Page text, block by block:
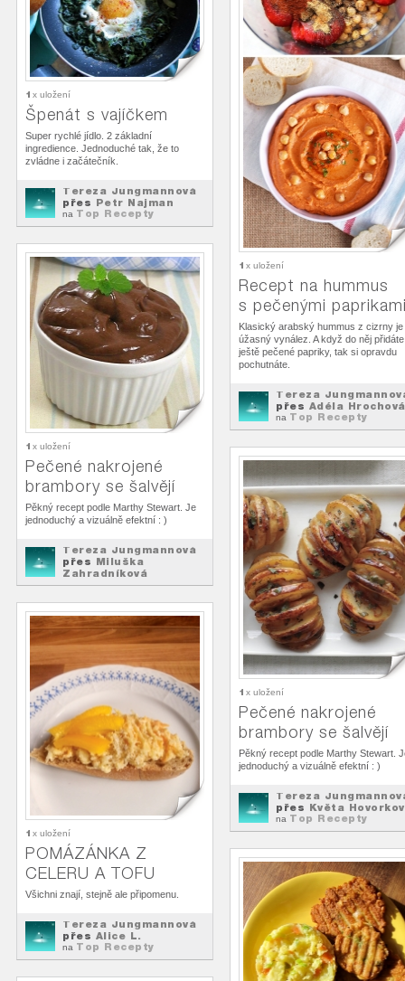
1 x uložení
Recept na hummus
s pečenými
Klasický arabský hummus z cizrny je
úžasný vynález. A když do něj přidáte
ještě pečené papriky, tak si opravdu
pochutnáte.
Tereza
přes Adéla Hrochová
na Top Recepty
1 x uložení
Špenát s vajíčkem
Super rychlé jídlo. 2 základní
ingredience. Jednoduché tak, že to
zvládne i začátečník.
Tereza Jungmannová
přes Petr Najman
na Top Recepty
1 x uložení
Pečené nakrojené
brambory se šalvějí
Pěkný recept podle Marthy Stewart. Je
jednoduchý a vizuálně efektní : )
Tereza Jungmannová
přes Miluška
Zahradníková
naTop Recepty
1 x uložení
Pečené nakrojené
brambory se šalvějí
Pěkný recept podle Marthy Stewart.
jednoduchý a vizuálně efektní : )
Tereza
přes Květa
na Top Recepty
1 x uložení
POMÁZÁNKA Z
CELERU A TOFU
Všichni znají, stejně ale připomenu.
Tereza Jungmannová
přes Alice L.
na Top Recepty